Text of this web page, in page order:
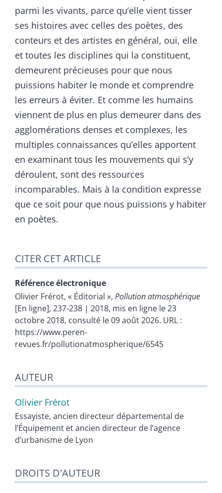
parmi les vivants, parce qu’elle vient tisser
ses histoires avec celles des poètes, des
conteurs et des artistes en général, oui, elle
et toutes les disciplines qui la constituent,
demeurent précieuses pour que nous
puissions habiter le monde et comprendre
les erreurs à éviter. Et comme les humains
viennent de plus en plus demeurer dans des
agglomérations denses et complexes, les
multiples connaissances qu’elles apportent
en examinant tous les mouvements qui s’y
déroulent, sont des ressources
incomparables. Mais à la condition expresse
que ce soit pour que nous puissions y habiter
en poètes.
CITER CET ARTICLE
Référence électronique
Olivier Frérot, « Éditorial », Pollution atmosphérique
[En ligne], 237-238 | 2018, mis en ligne le 23
octobre 2018, consulté le 09 août 2026. URL :
https://www.peren-
revues.fr/pollutionatmospherique/6545
AUTEUR
Olivier Frérot
Essayiste, ancien directeur départemental de
l’Équipement et ancien directeur de l’agence
d’urbanisme de Lyon
DROITS D'AUTEUR